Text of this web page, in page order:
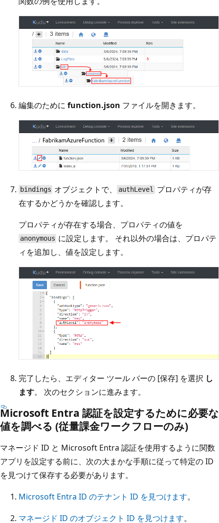
編集のために function.json ファイルを開きます。
bindings オブジェクトで、 authLevel プロパティが存
在するかどうかを確認します。
プロパティが存在する場合、プロパティの値を
anonymous に設定します。 それ以外の場合は、プロパテ
ィを追加し、値を設定します。
完了したら、エディター ツール バーの [保存] を選択 し
ます。 次のセクションに進みます。
Microsoft Entra 認証を設定するために必要な
値を調べる (従量課金ワークフローのみ)
マネージド ID と Microsoft Entra 認証を使用するように関数
アプリを設定する前に、次の大まかな手順に従って特定の ID
を見つけて保存する必要があります。
Microsoft Entra ID のテナント ID を見つけます。
マネージド ID のオブジェクト ID を見つけます。